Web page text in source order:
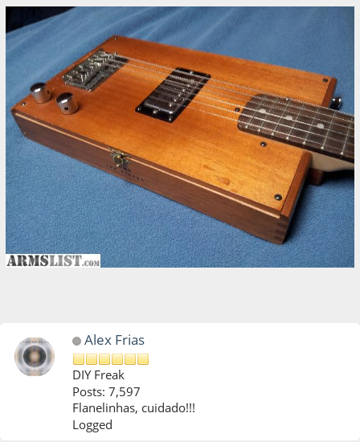
Alex Frias
DIY Freak
Posts: 7,597
Flanelinhas, cuidado!!!
Logged